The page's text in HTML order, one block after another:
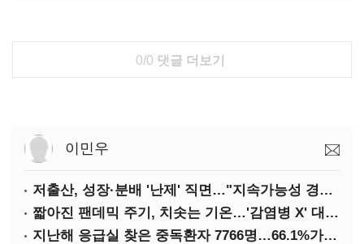
0/0 댓글 더보기
이민우
저출산, 성장·분배 '난제' 직면…"지속가능성 경고등"
짧아진 팬데믹 주기, 치솟는 기온…'감염병 X' 대비해야
지난해 응급실 찾은 중독환자 7766명…66.1%가 '의도적 중독'